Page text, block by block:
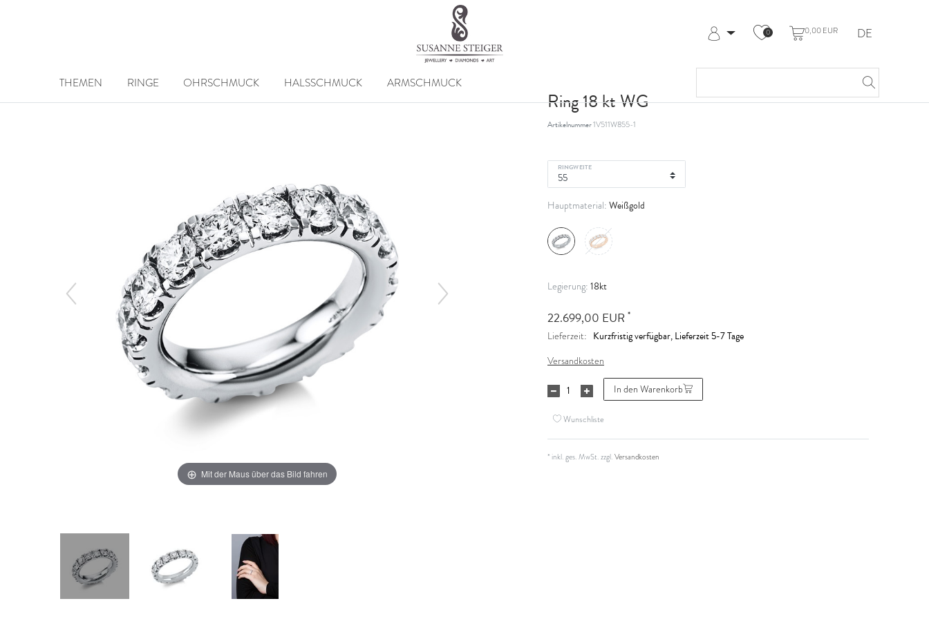
Registrieren
Hilfe & Kontakt
0 0,00 EUR DE
THEMEN RINGE OHRSCHMUCK HALSSCHMUCK ARMSCHMUCK
Mit der Maus über das Bild fahren
Ring 18 kt WG
Artikelnummer1V511W855-1
RINGWEITE
Hauptmaterial: Weißgold
Legierung: 18kt
22.699,00 EUR *
Lieferzeit: Kurzfristig verfügbar, Lieferzeit 5-7 Tage
Versandkosten
In den Warenkorb
Wunschliste
* inkl. ges. MwSt. zzgl.Versandkosten